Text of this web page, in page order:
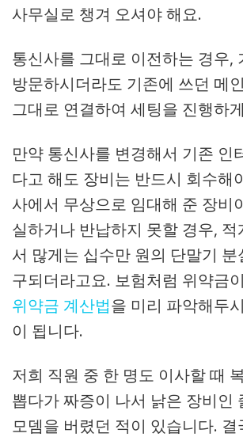
사무실로 챙겨 오셔야 해요.
통신사를 그대로 이전하는 경우,
방문하시더라도 기존에 쓰던 메
그대로 연결하여 세팅을 진행하
만약 통신사를 변경해서 기존 인
다고 해도 장비는 반드시 회수해
사에서 무상으로 임대해 준 장비
실하거나 반납하지 못할 경우, 적
서 많게는 십수만 원의 단말기 분
구되더라고요. 보험처럼 위약금
위약금 계산법을 미리 파악해두
이 됩니다.
저희 직원 중 한 명도 이사할 때
뽑다가 짜증이 나서 낡은 장비인
모뎀을 버렸던 적이 있습니다. 결